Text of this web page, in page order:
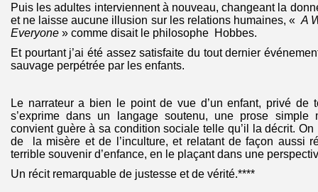
Puis les adultes interviennent à nouveau, changeant la
et ne laisse aucune illusion sur les relations humaines, «A
Everyone » comme disait le philosophe Hobbes.
Et pourtant j’ai été assez satisfaite du tout dernier
sauvage perpétrée par les enfants.
Le narrateur a bien le point de vue d’un enfant, privé de
s’exprime dans un langage soutenu, une prose simple
convient guère à sa condition sociale telle qu’il la décrit.
de la misère et de l’inculture, et relatant de façon aussi
terrible souvenir d’enfance, en le plaçant dans une
Un récit remarquable de justesse et de vérité.****